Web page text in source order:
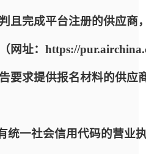
且完成平台注册的供应
网址：https://
要求提供报名材料的供
统一社会信用代码的营业